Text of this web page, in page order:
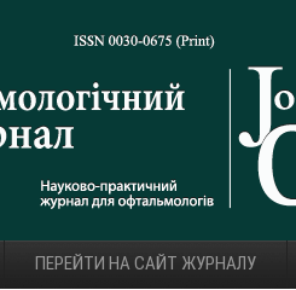
ПЕРЕЙТИ НА САЙТ ЖУРНАЛУ